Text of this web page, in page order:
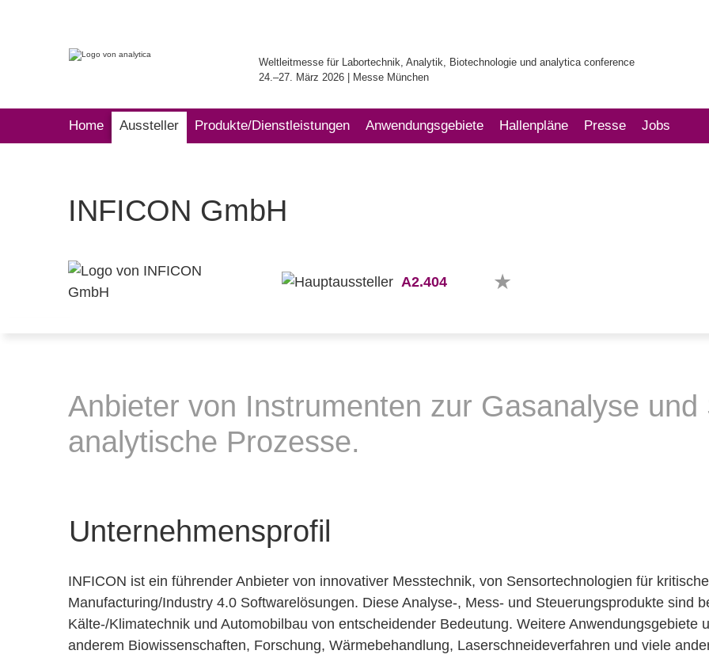
Weltleitmesse für Labortechnik, Analytik, Biotechnologie und analytica conference
24.–27. März 2026 | Messe München
Home Aussteller Produkte/Dienstleistungen Anwendungsgebiete Hallenpläne Presse Jobs
INFICON GmbH
A2.404
Anbieter von Instrumenten zur Gasanalyse und
analytische Prozesse.
Unternehmensprofil
INFICON ist ein führender Anbieter von innovativer Messtechnik, von Sensortechnologien für
Manufacturing/Industry 4.0 Softwarelösungen. Diese Analyse-, Mess- und Steuerungsprodukte sind
Kälte-/Klimatechnik und Automobilbau von entscheidender Bedeutung. Weitere Anwendungsgebiete
anderem Biowissenschaften, Forschung, Wärmebehandlung, Laserschneideverfahren und viele